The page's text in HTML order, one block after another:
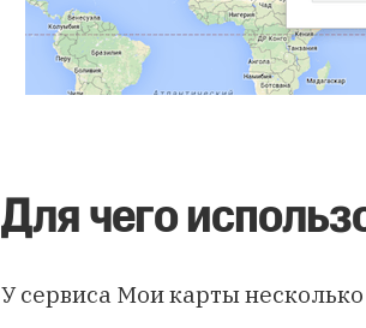
Для чего
У сервиса Мои карты